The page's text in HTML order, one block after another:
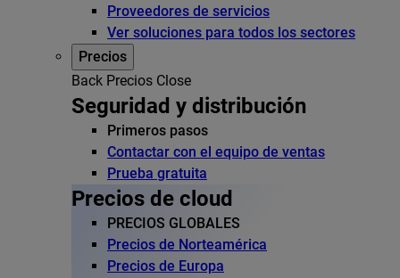
Proveedores de servicios
Ver soluciones para todos los sectores
Precios
Back Precios Close
Seguridad y distribución
Primeros pasos
Contactar con el equipo de ventas
Prueba gratuita
Precios de cloud
PRECIOS GLOBALES
Precios de Norteamérica
Precios de Europa